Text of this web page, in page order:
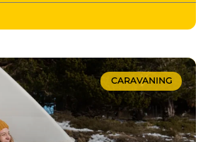
CARAVANING